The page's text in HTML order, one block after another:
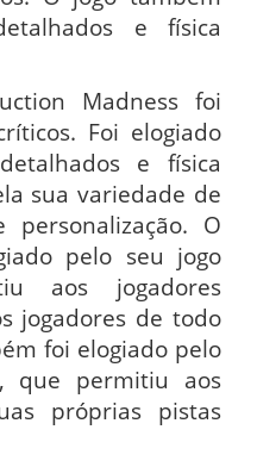
e física
Madness foi
Foi elogiado
e física
sua variedade de
personalização. O
pelo seu jogo
aos jogadores
jogadores de todo
foi elogiado pelo
que permitiu aos
próprias pistas